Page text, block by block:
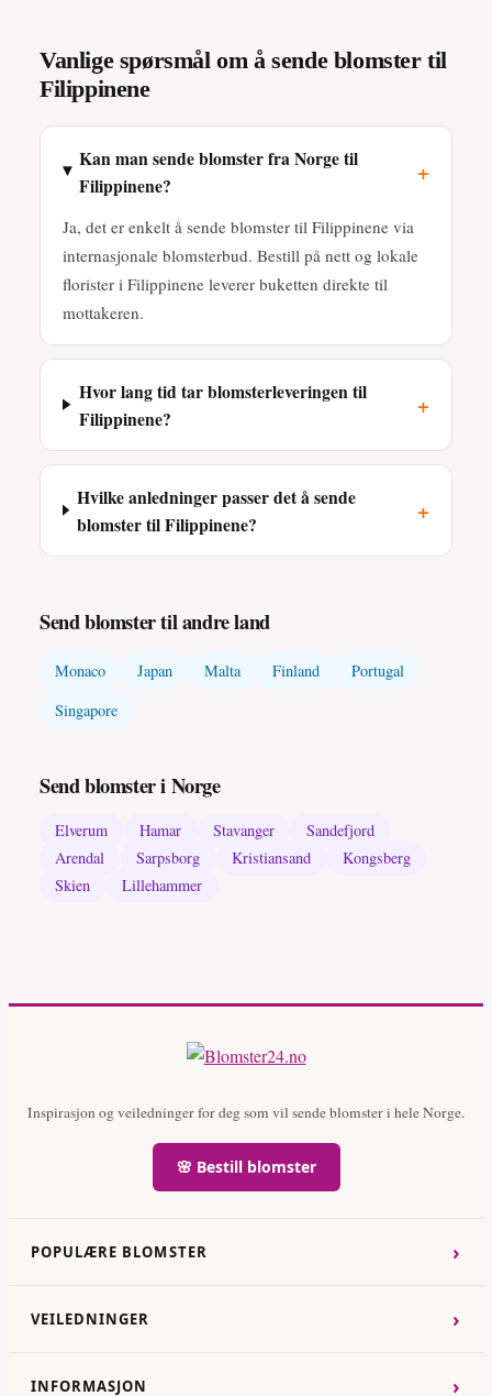
Vanlige spørsmål om å sende blomster til
Filippinene
Kan man sende blomster fra Norge til
Filippinene?
+
Ja, det er enkelt å sende blomster til Filippinene via
internasjonale blomsterbud. Bestill på nett og lokale
florister i Filippinene leverer buketten direkte til
mottakeren.
Hvor lang tid tar blomsterleveringen til
Filippinene?
+
Hvilke anledninger passer det å sende
blomster til Filippinene?
+
Send blomster til andre land
Monaco Japan Malta Finland
Portugal
Singapore
Send blomster i Norge
Elverum Hamar Stavanger
Sandefjord
Arendal
Sarpsborg Kristiansand
Kongsberg
Skien
Lillehammer
Inspirasjon og veiledninger for deg som vil sende blomster i hele Norge.
🌸 Bestill blomster
POPULÆRE BLOMSTER ›
VEILEDNINGER ›
INFORMASJON ›